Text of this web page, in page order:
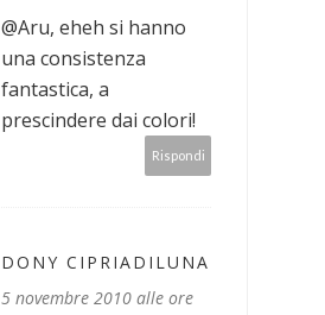
@Aru, eheh si hanno
una consistenza
fantastica, a
prescindere dai colori!
Rispondi
DONY CIPRIADILUNA
5 novembre 2010 alle ore